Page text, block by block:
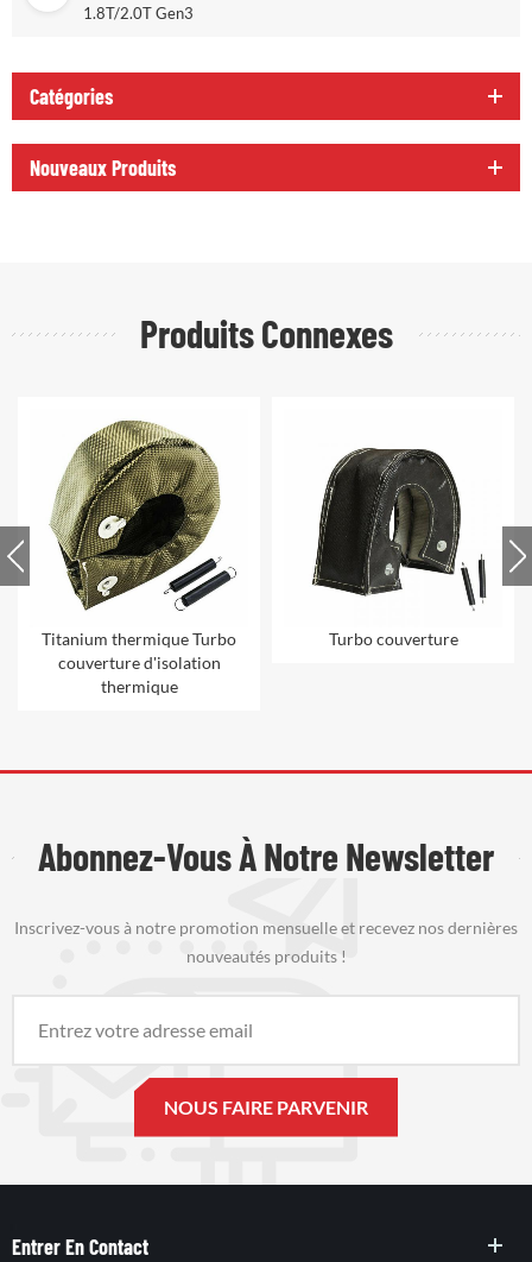
1.8T/2.0T Gen3
Catégories
Nouveaux Produits
Produits Connexes
Titanium thermique Turbo
couverture d'isolation
thermique
Turbo couverture
Abonnez-Vous À Notre Newsletter
Inscrivez-vous à notre promotion mensuelle et recevez nos dernières
nouveautés produits !
Entrer En Contact